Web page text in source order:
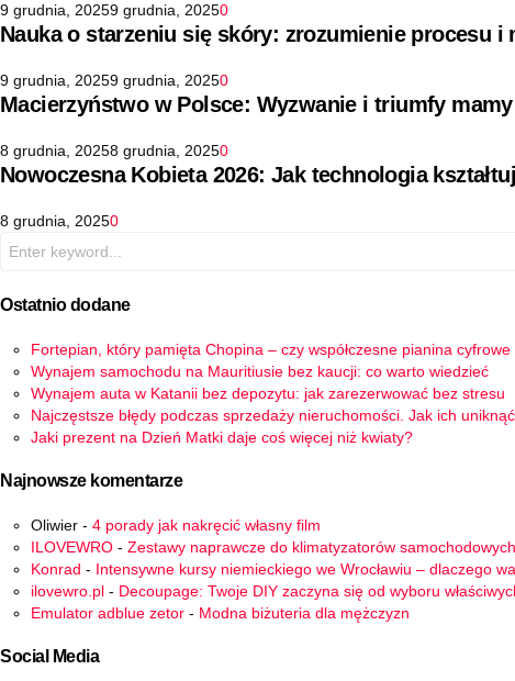
9 grudnia, 20259 grudnia, 20250
Nauka o starzeniu się skóry: zrozumienie procesu i
9 grudnia, 20259 grudnia, 20250
Macierzyństwo w Polsce: Wyzwanie i triumfy
8 grudnia, 20258 grudnia, 20250
Nowoczesna Kobieta 2026: Jak technologia
8 grudnia, 20250
for:
Ostatnio dodane
Fortepian, który pamięta Chopina – czy współczesne pianina
Wynajem samochodu na Mauritiusie bez kaucji: co warto wiedzieć
Wynajem auta w Katanii bez depozytu: jak zarezerwować bez stresu
Najczęstsze błędy podczas sprzedaży nieruchomości. Jak ich
Jaki prezent na Dzień Matki daje coś więcej niż kwiaty?
Najnowsze komentarze
Oliwier - 4 porady jak nakręcić własny film
ILOVEWRO - Zestawy naprawcze do klimatyzatorów samochodowych
Konrad - Intensywne kursy niemieckiego we Wrocławiu – dlaczego
ilovewro.pl - Decoupage: Twoje DIY zaczyna się od wyboru
Emulator adblue zetor - Modna biżuteria dla mężczyzn
Social Media